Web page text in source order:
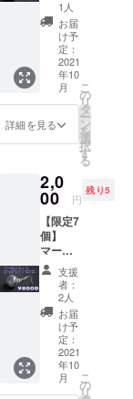
そのことも
あり仕入れ
ていたたく
さんの宝石
ルースに行
き場がなく
なりまし
この事も
きっかけ
で、お店の
存続にも関
わる事か
ら、新しい
事をしよう
と思い、ク
ラウドファ
ンディング
ルース
を接着
しまし
た。 ピ
アス素
材：
メッ
キ、中
国製 ※
す。
オライ
トピア
ス 1個
・ラウ
ンド
カット
アイオ
ライト
入りガ
ラス
ス 1個
・お礼
のお手
紙 宝石
ルース
量：5ct
以上 ◆
製品情
報 ・
ガラス
ドーム
の大き
さ 直
径18㎜
・ピア
1人
お届
け予
定：
2021
年10
月
詳細を見る
こ
の
リ
タ
ー
ン
を
選
択
す
る
2,0
00 円
残り5
【限定7
個】
マーキ
スカッ
トアイ
オライ
トピア
ス 1個
・マー
キス
カット
アイオ
支援
者：
2人
お届
け予
定：
2021
年10
月
こ
の
リ